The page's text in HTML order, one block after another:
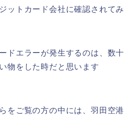
ットカード会社に確認されてみ
ドエラーが発生するのは、数十
物をした時だと思います
をご覧の方の中には、羽田空港